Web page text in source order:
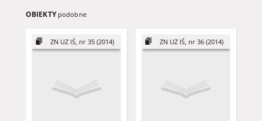
OBIEKTY podobne
ZN UZ IŚ, nr 35 (2014) ZN UZ IŚ, nr 36 (2014)